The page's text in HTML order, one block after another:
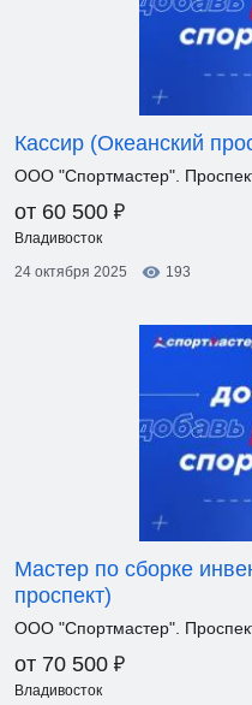
Кассир (Океанский
ООО "Спортмастер".
от 60 500 ₽
Владивосток
24 октября 2025
193
Мастер по сборке
проспект)
ООО "Спортмастер".
от 70 500 ₽
Владивосток